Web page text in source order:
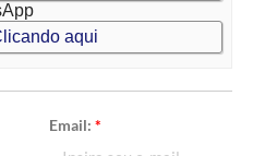
aqui
Email: *